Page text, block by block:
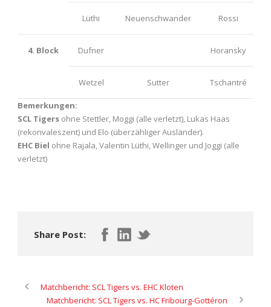
Lüthi Neuenschwander Rossi
4. Block Dufner Horansky
Wetzel Sutter Tschantré
Bemerkungen:
SCL Tigers ohne Stettler, Moggi (alle verletzt), Lukas Haas
(rekonvaleszent) und Elo (überzähliger Ausländer).
EHC Biel ohne Rajala, Valentin Lüthi, Wellinger und Joggi (alle
verletzt)
Share Post:
Matchbericht: SCL Tigers vs. EHC Kloten
Matchbericht: SCL Tigers vs. HC Fribourg-Gottéron